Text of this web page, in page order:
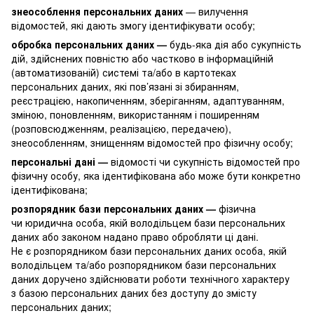
знеособлення персональних даних — вилучення
відомостей, які дають змогу ідентифікувати особу;
обробка персональних даних — будь-яка дія або сукупність
дій, здійснених повністю або частково в інформаційній
(автоматизованій) системі та/або в картотеках
персональних даних, які пов’язані зі збиранням,
реєстрацією, накопиченням, зберіганням, адаптуванням,
зміною, поновленням, використанням і поширенням
(розповсюдженням, реалізацією, передачею),
знеособленням, знищенням відомостей про фізичну особу;
персональні дані — відомості чи сукупність відомостей про
фізичну особу, яка ідентифікована або може бути конкретно
ідентифікована;
розпорядник бази персональних даних — фізична
чи юридична особа, якій володільцем бази персональних
даних або законом надано право обробляти ці дані.
Не є розпорядником бази персональних даних особа, якій
володільцем та/або розпорядником бази персональних
даних доручено здійснювати роботи технічного характеру
з базою персональних даних без доступу до змісту
персональних даних;